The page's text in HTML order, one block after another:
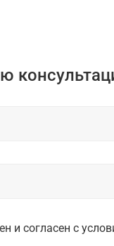
и согласен с